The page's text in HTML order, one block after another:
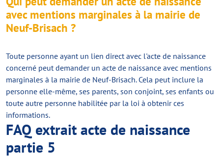
avec mentions marginales à la mairie de
Neuf-Brisach ?
Toute personne ayant un lien direct avec l'acte de naissance
concerné peut demander un acte de naissance avec mentions
marginales à la mairie de Neuf-Brisach. Cela peut inclure la
personne elle-même, ses parents, son conjoint, ses enfants ou
toute autre personne habilitée par la loi à obtenir ces
informations.
FAQ extrait acte de naissance
partie 5